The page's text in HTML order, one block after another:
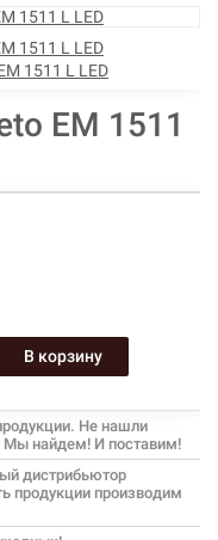
ЕМ 1511
Не нашли
Мы найдем! И поставим!
дистрибьютор
продукции производим